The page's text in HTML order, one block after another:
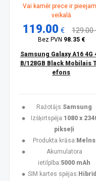
Vai kamēr prece ir
veikalā
119.00 € 129.00
Bez PVN 98.35 €
Samsung Galaxy A16 4G
B/128GB Black Mobilais
efons
Ražotājs:Samsung
Izšķirtspēja:1080 x
pikseļi
Produkta krāsa: Melns
Akumulatora
ietilpība:5000 mAh
SIM kartes spējas: